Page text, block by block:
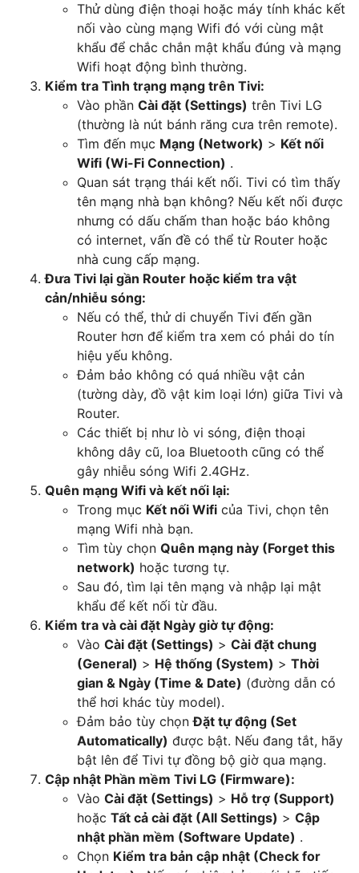
Thử dùng điện thoại hoặc máy tính khác kết
nối vào cùng mạng Wifi đó với cùng mật
khẩu để chắc chắn mật khẩu đúng và mạng
Wifi hoạt động bình thường.
Kiểm tra Tình trạng mạng trên Tivi:
Vào phần Cài đặt (Settings) trên Tivi LG
(thường là nút bánh răng cưa trên remote).
Tìm đến mục Mạng (Network) > Kết nối
Wifi (Wi-Fi Connection) .
Quan sát trạng thái kết nối. Tivi có tìm thấy
tên mạng nhà bạn không? Nếu kết nối được
nhưng có dấu chấm than hoặc báo không
có internet, vấn đề có thể từ Router hoặc
nhà cung cấp mạng.
Đưa Tivi lại gần Router hoặc kiểm tra vật
cản/nhiễu sóng:
Nếu có thể, thử di chuyển Tivi đến gần
Router hơn để kiểm tra xem có phải do tín
hiệu yếu không.
Đảm bảo không có quá nhiều vật cản
(tường dày, đồ vật kim loại lớn) giữa Tivi và
Router.
Các thiết bị như lò vi sóng, điện thoại
không dây cũ, loa Bluetooth cũng có thể
gây nhiễu sóng Wifi 2.4GHz.
Quên mạng Wifi và kết nối lại:
Trong mục Kết nối Wifi của Tivi, chọn tên
mạng Wifi nhà bạn.
Tìm tùy chọn Quên mạng này (Forget this
network) hoặc tương tự.
Sau đó, tìm lại tên mạng và nhập lại mật
khẩu để kết nối từ đầu.
Kiểm tra và cài đặt Ngày giờ tự động:
Vào Cài đặt (Settings) > Cài đặt chung
(General) > Hệ thống (System) > Thời
gian & Ngày (Time & Date) (đường dẫn có
thể hơi khác tùy model).
Đảm bảo tùy chọnĐặt tự động (Set
Automatically) được bật. Nếu đang tắt, hãy
bật lên để Tivi tự đồng bộ giờ qua mạng.
Cập nhật Phần mềm Tivi LG (Firmware):
Vào Cài đặt (Settings) > Hỗ trợ (Support)
hoặc Tất cả cài đặt (All Settings) > Cập
nhật phần mềm (Software Update) .
Chọn Kiểm tra bản cập nhật (Check for